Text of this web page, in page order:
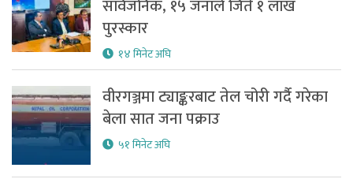
सार्वजनिक, १५ जनाले जिते १ लाख
पुरस्कार
१४ मिनेट अघि
वीरगञ्जमा ट्याङ्करबाट तेल चोरी गर्दै गरेका
बेला सात जना पक्राउ
५१ मिनेट अघि